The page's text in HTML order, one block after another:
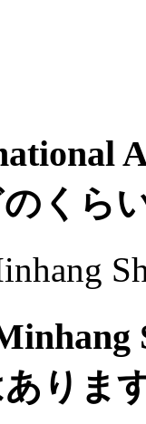
くら
りま